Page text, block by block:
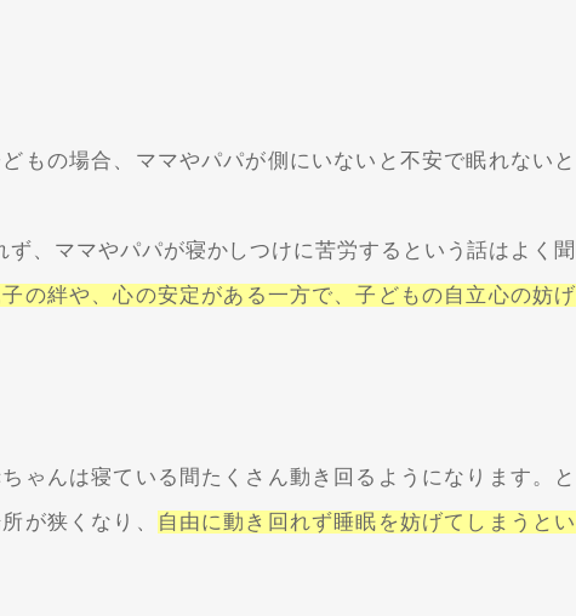
もの場合、ママやパパが側にいないと不安で眠れないと
、ママやパパが寝かしつけに苦労するという話はよく聞
の絆や、心の安定がある一方で、子どもの自立心の妨げ
ゃんは寝ている間たくさん動き回るようになります。と
が狭くなり、
自由に動き回れず睡眠を妨げてしまうとい